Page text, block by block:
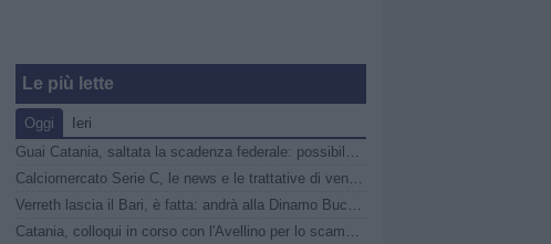
Le più lette
Oggi
Ieri
Guai Catania, saltata la scadenza federale: possibile penalizzazione in classifica
Calciomercato Serie C, le news e le trattative di venerdì 7 agosto | LIVE
Verreth lascia il Bari, è fatta: andrà alla Dinamo Bucarest, 200K ai pugliesi
Catania, colloqui in corso con l'Avellino per lo scambio Jimenez-Patierno: i rossazzurri chiedono un conguaglio economico